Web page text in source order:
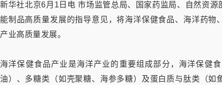
新华社北京6月1日电 市场监管总局、国家药监局、自然资
能制品高质量发展的指导意见，将海洋保健食品、海洋药
产业高质量发展。
海洋保健食品产业是海洋产业的重要组成部分，海洋保健
油）、多糖类（如壳聚糖、海参多糖）及蛋白质与肽类（